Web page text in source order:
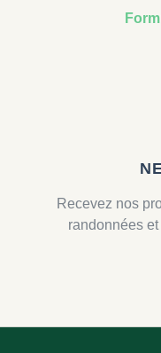
Recevez nos
randonnées